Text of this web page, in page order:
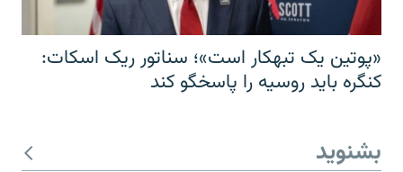
«پوتین یک تبهکار است»؛ سناتور ریک اسکات:
کنگره باید روسیه را پاسخگو کند
بشنوید